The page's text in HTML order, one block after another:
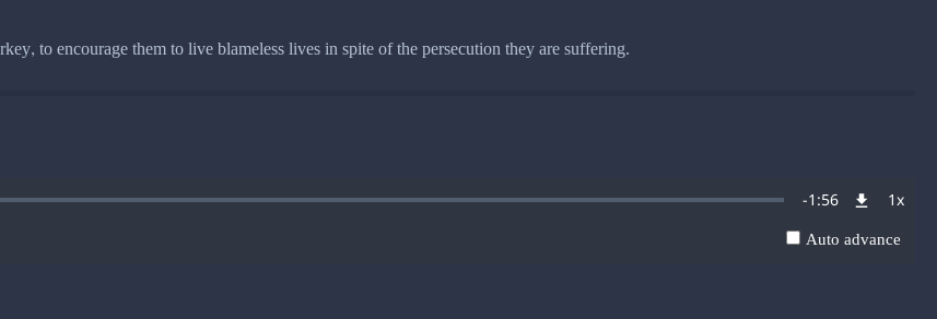
to encourage them to live blameless lives in spite of the persecution they are suffering.
Remaining
Time
-1:56 1x
Auto advance